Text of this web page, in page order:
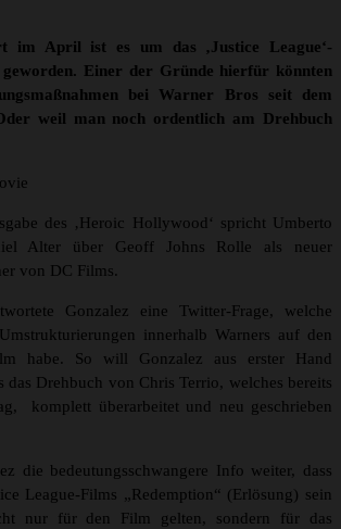
im April ist es um das ‚Justice League‘-
Einer der Gründe hierfür könnten
bei Warner Bros seit dem
weil man noch ordentlich am Drehbuch
des ‚Heroic Hollywood‘ spricht Umberto
Alter über Geoff Johns Rolle als neuer
von DC Films.
Gonzalez eine Twitter-Frage, welche
innerhalb Warners auf den
habe. So will Gonzalez aus erster Hand
das Drehbuch von Chris Terrio, welches bereits
komplett überarbeitet und neu geschrieben
die bedeutungsschwangere Info weiter, dass
League-Films „Redemption“ (Erlösung) sein
nur für den Film gelten, sondern für das